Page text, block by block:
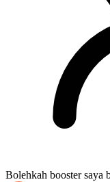
Bolehkah booster saya